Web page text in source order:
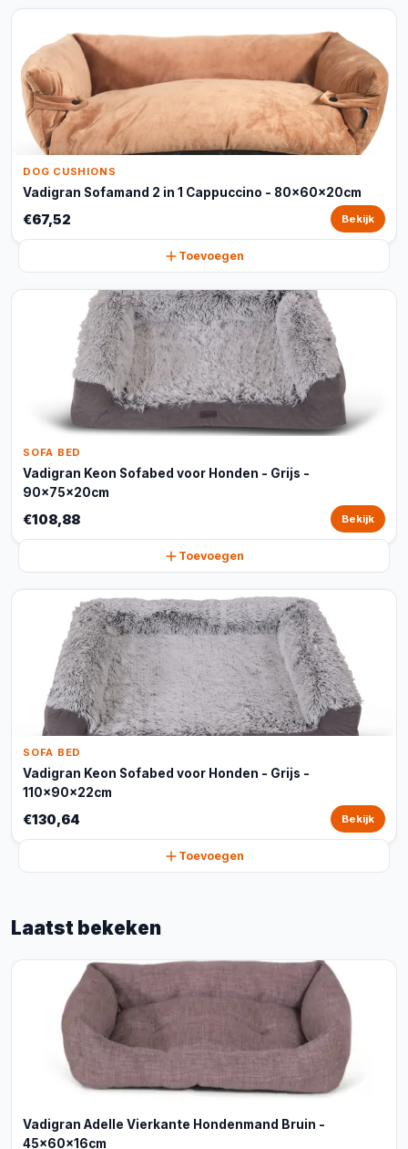
DOG CUSHIONS
Vadigran Sofamand 2 in 1 Cappuccino - 80x60x20cm
€67,52 Bekijk
Toevoegen
SOFA BED
Vadigran Keon Sofabed voor Honden - Grijs -
90x75x20cm
€108,88 Bekijk
Toevoegen
SOFA BED
Vadigran Keon Sofabed voor Honden - Grijs -
110x90x22cm
€130,64 Bekijk
Toevoegen
Laatst bekeken
Vadigran Adelle Vierkante Hondenmand Bruin -
45x60x16cm